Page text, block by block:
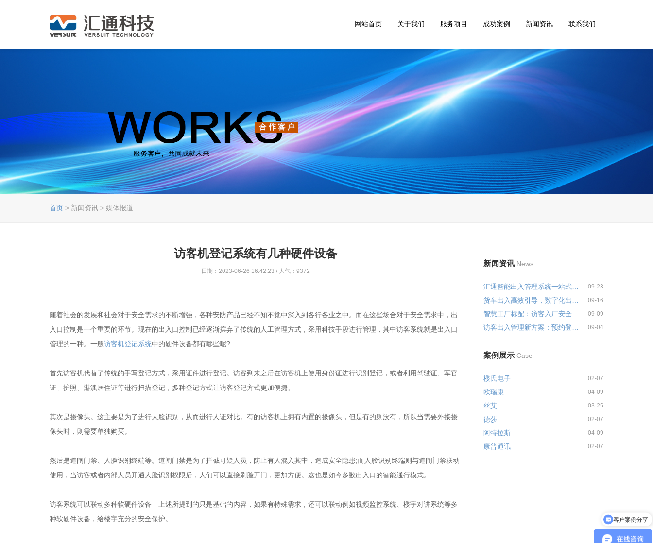
网站首页 关于我们 服务项目 成功案例 新闻资讯 联系我们
首页 > 新闻资讯 > 媒体报道
访客机登记系统有几种硬件设备
日期：2023-06-26 16:42:23 / 人气：9372
随着社会的发展和社会对于安全需求的不断增强，各种安防产品已经不知不觉中深入到各行各业之中。而在这些场合对于安全需求中，出
入口控制是一个重要的环节。现在的出入口控制已经逐渐摈弃了传统的人工管理方式，采用科技手段进行管理，其中访客系统就是出入口
管理的一种。一般访客机登记系统中的硬件设备都有哪些呢?
首先访客机代替了传统的手写登记方式，采用证件进行登记。访客到来之后在访客机上使用身份证进行识别登记，或者利用驾驶证、军官
证、护照、港澳居住证等进行扫描登记，多种登记方式让访客登记方式更加便捷。
其次是摄像头。这主要是为了进行人脸识别，从而进行人证对比。有的访客机上拥有内置的摄像头，但是有的则没有，所以当需要外接摄
像头时，则需要单独购买。
然后是道闸门禁、人脸识别终端等。道闸门禁是为了拦截可疑人员，防止有人混入其中，造成安全隐患;而人脸识别终端则与道闸门禁联动
使用，当访客或者内部人员开通人脸识别权限后，人们可以直接刷脸开门，更加方便。这也是如今多数出入口的智能通行模式。
访客系统可以联动多种软硬件设备，上述所提到的只是基础的内容，如果有特殊需求，还可以联动例如视频监控系统、楼宇对讲系统等多
种软硬件设备，给楼宇充分的安全保护。
新闻资讯 News
汇通智能出入管理系统一站式解决... 09-23
09-16
09-09
09-04
案例展示 Case
楼氏电子 02-07
欧瑞康 04-09
丝艾 03-25
德莎 02-07
阿特拉斯 04-09
康普通讯 02-07
客户案例分享